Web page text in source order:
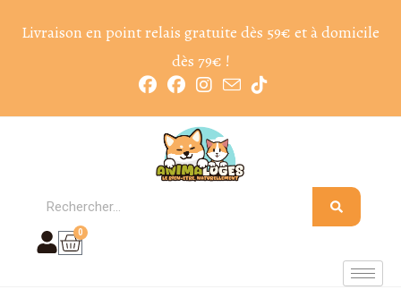
Livraison en point relais gratuite dès 59€ et à domicile
dès 79€ !
0